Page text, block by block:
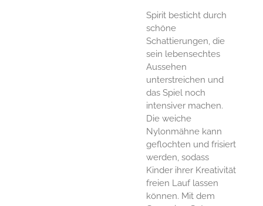
Spirit besticht durch
schöne
Schattierungen, die
sein lebensechtes
Aussehen
unterstreichen und
das Spiel noch
intensiver machen.
Die weiche
Nylonmähne kann
geflochten und frisiert
werden, sodass
Kinder ihrer Kreativität
freien Lauf lassen
können. Mit dem